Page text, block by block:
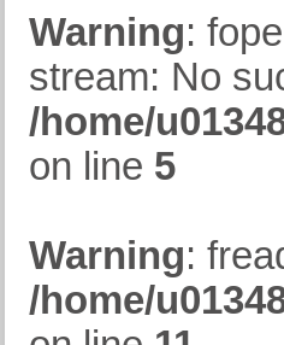
Warning:
stream: No
/home/
on line 5
Warning:
/home/